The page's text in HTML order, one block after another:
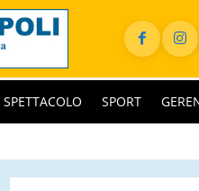
SPETTACOLO SPORT